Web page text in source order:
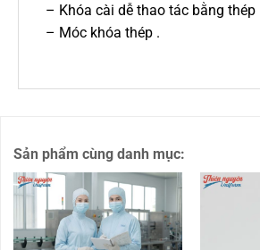
– Khóa cài dễ thao tác bằng thép
– Móc khóa thép .
Sản phẩm cùng danh mục: